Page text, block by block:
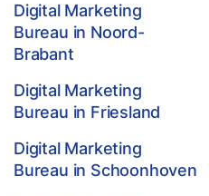
Digital Marketing
Bureau in Noord-
Brabant
Digital Marketing
Bureau in Friesland
Digital Marketing
Bureau in Schoonhoven